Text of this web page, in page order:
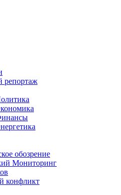
репортаж
обозрение
Мониторинг
конфликт